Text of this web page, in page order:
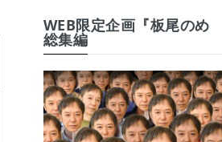
WEB限定企画『板尾の
総集編